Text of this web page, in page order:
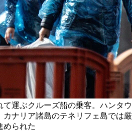
て運ぶクルーズ船の乗客。ハンタウ
カナリア諸島のテネリフェ島では厳
められた